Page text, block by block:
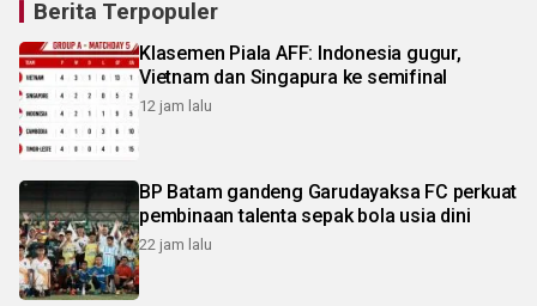
Berita Terpopuler
Klasemen Piala AFF: Indonesia gugur,
Vietnam dan Singapura ke semifinal
12 jam lalu
BP Batam gandeng Garudayaksa FC perkuat
pembinaan talenta sepak bola usia dini
22 jam lalu